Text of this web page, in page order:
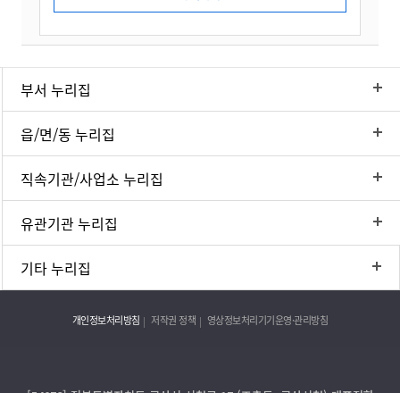
부서 누리집
읍/면/동 누리집
직속기관/사업소 누리집
유관기관 누리집
기타 누리집
개인정보처리방침 저작권 정책 영상정보처리기기운영·관리방침